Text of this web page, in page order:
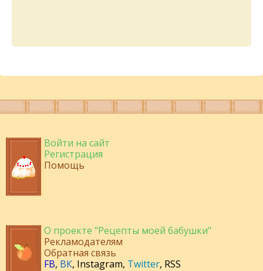
Войти на сайт
Регистрация
Помощь
О проекте "Рецепты моей бабушки"
Рекламодателям
Обратная связь
FB, ВК, Instagram, Twitter, RSS